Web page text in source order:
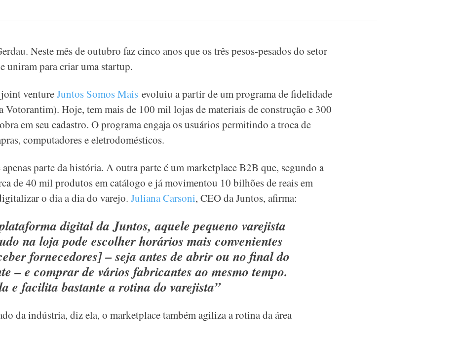
Neste mês de outubro faz cinco anos que os três pesos-pesados do setor
uniram para criar uma startup.
ventureJuntos Somos Maisevoluiu a partir de um programa de fidelidade
Votorantim). Hoje, tem mais de 100 mil lojas de materiais de construção e 300
em seu cadastro. O programa engaja os usuários permitindo a troca de
computadores e eletrodomésticos.
parte da história. A outra parte é um marketplace B2B que, segundo a
de 40 mil produtos em catálogo e já movimentou 10 bilhões de reais em
o dia a dia do varejo. Juliana Carsoni, CEO da Juntos, afirma:
digital da Juntos, aquele pequeno varejista
na loja pode escolher horários mais convenientes
fornecedores] – seja antes de abrir ou no final do
– e comprar de vários fabricantes ao mesmo tempo.
e facilita bastante a rotina do varejista”
da indústria, diz ela, o marketplace também agiliza a rotina da área